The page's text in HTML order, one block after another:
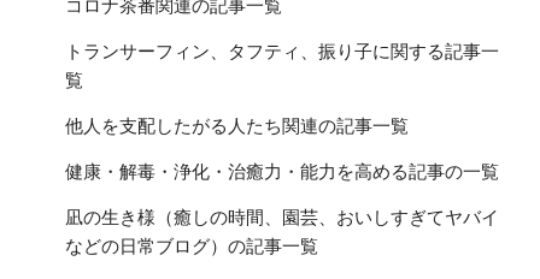
コロナ茶番関連の記事一覧
トランサーフィン、タフティ、振り子に関する記事一
覧
他人を支配したがる人たち関連の記事一覧
健康・解毒・浄化・治癒力・能力を高める記事の一覧
凪の生き様（癒しの時間、園芸、おいしすぎてヤバイ
などの日常ブログ）の記事一覧